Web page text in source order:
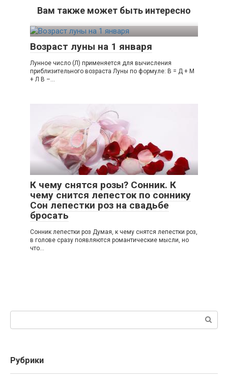
Вам также может быть интересно
Возраст луны на 1 января
Лунное число (Л) применяется для вычисления
приблизительного возраста Луны по формуле: В = Д + М
+ Л В –...
К чему снятся розы? Сонник. К
чему снится лепесток по соннику
Сон лепестки роз на свадьбе
бросать
Сонник лепестки роз Думая, к чему снятся лепестки роз,
в голове сразу появляются романтические мысли, но
что...
Рубрики